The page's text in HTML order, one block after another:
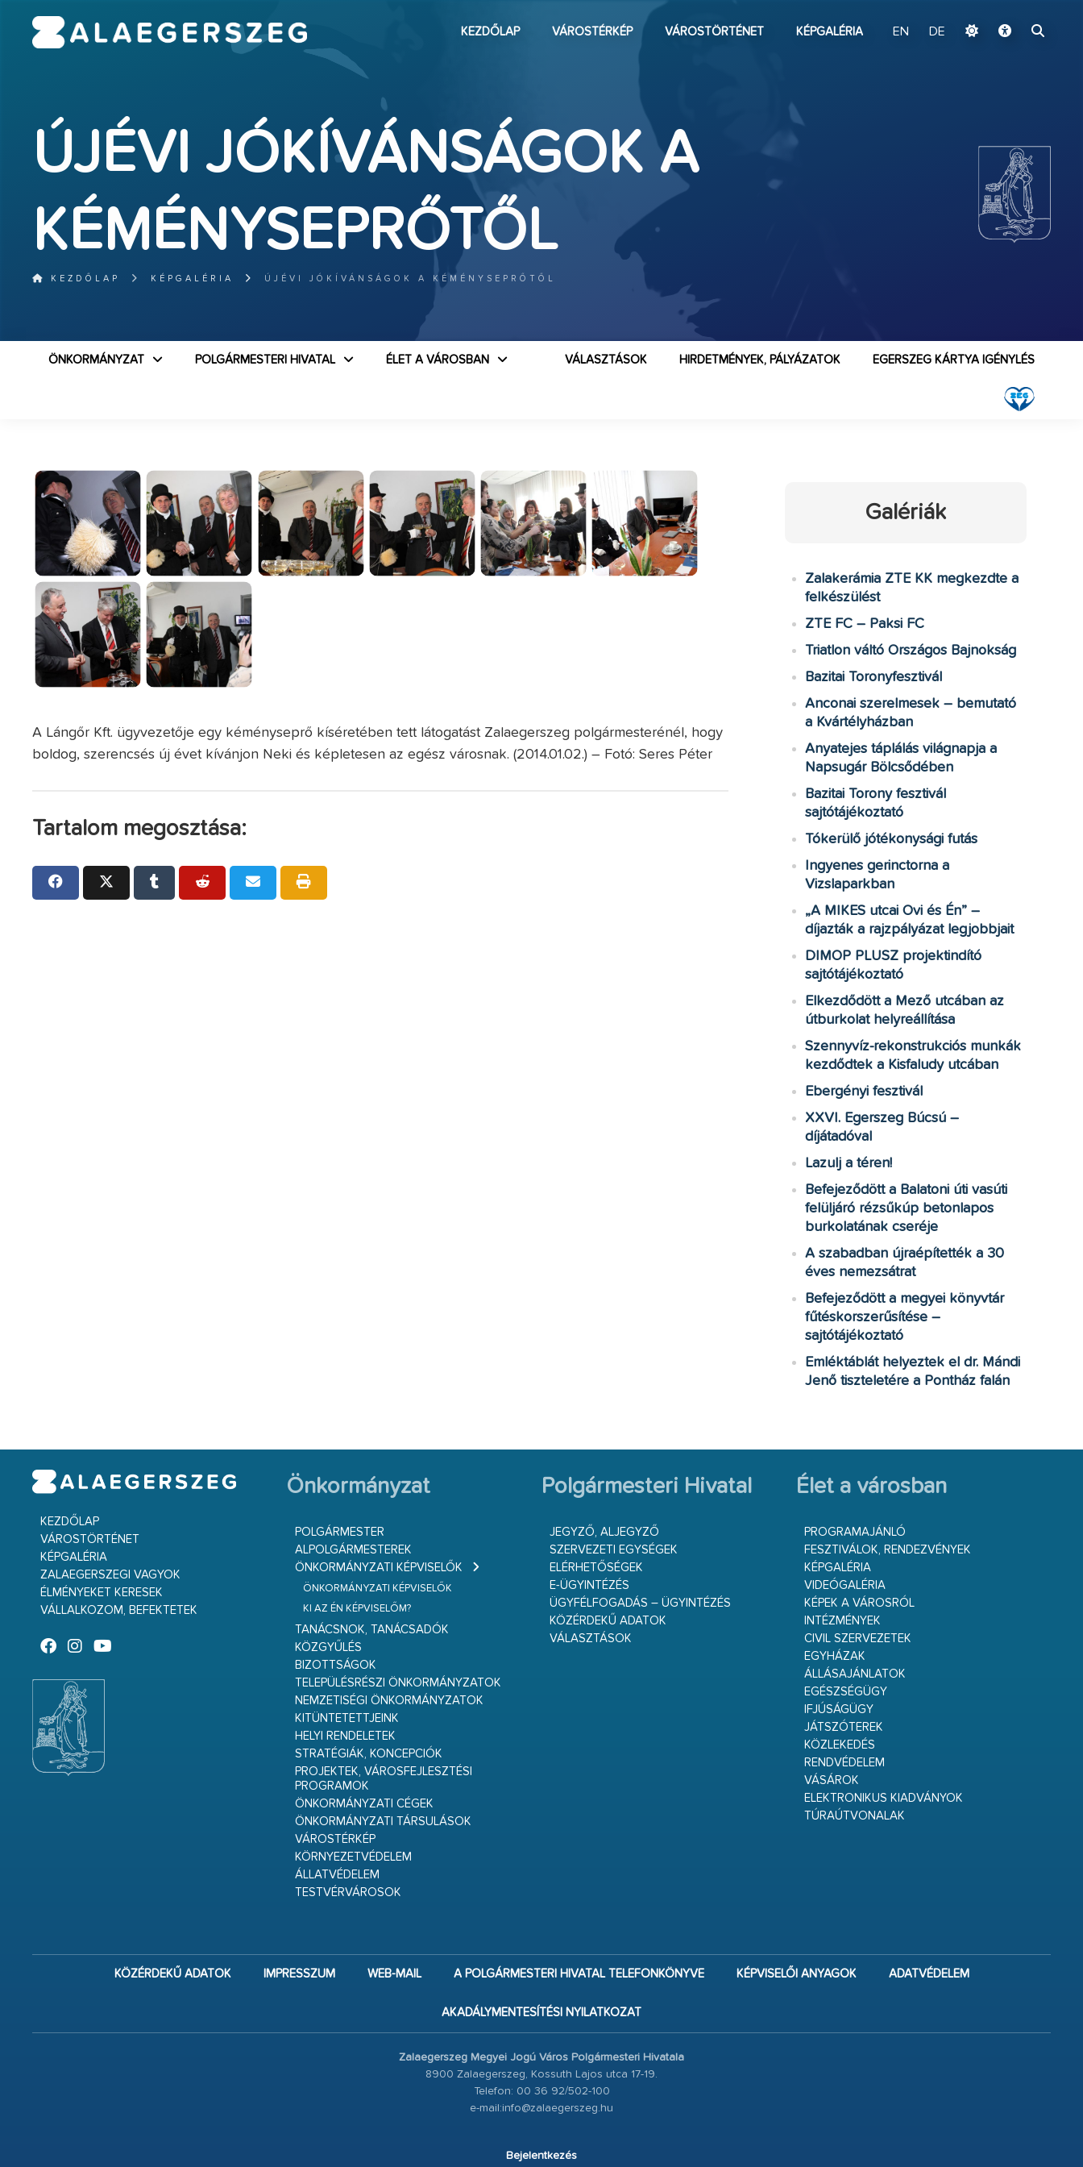
KEZDŐLAP VÁROSTÉRKÉP VÁROSTÖRTÉNET KÉPGALÉRIA EN DE
ÚJÉVI JÓKÍVÁNSÁGOK A
KÉMÉNYSEPRŐTŐL
KEZDŐLAP KÉPGALÉRIA ÚJÉVI JÓKÍVÁNSÁGOK A KÉMÉNYSEPRŐTŐL
ÖNKORMÁNYZAT POLGÁRMESTERI HIVATAL ÉLET A VÁROSBAN EGERSZEG KÁRTYA IGÉNYLÉS
HIRDETMÉNYEK, PÁLYÁZATOK
VÁLASZTÁSOK
A Lángőr Kft. ügyvezetője egy kéményseprő kíséretében tett látogatást Zalaegerszeg polgármesterénél, hogy
boldog, szerencsés új évet kívánjon Neki és képletesen az egész városnak. (2014.01.02.) – Fotó: Seres Péter
Tartalom megosztása:
Galériák
Zalakerámia ZTE KK megkezdte a
felkészülést
ZTE FC – Paksi FC
Triatlon váltó Országos Bajnokság
Bazitai Toronyfesztivál
Anconai szerelmesek – bemutató
a Kvártélyházban
Anyatejes táplálás világnapja a
Napsugár Bölcsődében
Bazitai Torony fesztivál
sajtótájékoztató
Tókerülő jótékonysági futás
Ingyenes gerinctorna a
Vizslaparkban
„A MIKES utcai Ovi és Én” –
díjazták a rajzpályázat legjobbjait
DIMOP PLUSZ projektindító
sajtótájékoztató
Elkezdődött a Mező utcában az
útburkolat helyreállítása
Szennyvíz-rekonstrukciós munkák
kezdődtek a Kisfaludy utcában
Ebergényi fesztivál
XXVI. Egerszeg Búcsú –
díjátadóval
Lazulj a téren!
Befejeződött a Balatoni úti vasúti
felüljáró rézsűkúp betonlapos
burkolatának cseréje
A szabadban újraépítették a 30
éves nemezsátrat
Befejeződött a megyei könyvtár
fűtéskorszerűsítése –
sajtótájékoztató
Emléktáblát helyeztek el dr. Mándi
Jenő tiszteletére a Pontház falán
KEZDŐLAP
VÁROSTÖRTÉNET
KÉPGALÉRIA
ZALAEGERSZEGI VAGYOK
ÉLMÉNYEKET KERESEK
VÁLLALKOZOM, BEFEKTETEK
Önkormányzat
POLGÁRMESTER
ALPOLGÁRMESTEREK
ÖNKORMÁNYZATI KÉPVISELŐK
ÖNKORMÁNYZATI KÉPVISELŐK
KI AZ ÉN KÉPVISELŐM?
TANÁCSNOK, TANÁCSADÓK
KÖZGYŰLÉS
BIZOTTSÁGOK
TELEPÜLÉSRÉSZI ÖNKORMÁNYZATOK
NEMZETISÉGI ÖNKORMÁNYZATOK
KITÜNTETETTJEINK
HELYI RENDELETEK
STRATÉGIÁK, KONCEPCIÓK
PROJEKTEK, VÁROSFEJLESZTÉSI
PROGRAMOK
ÖNKORMÁNYZATI CÉGEK
ÖNKORMÁNYZATI TÁRSULÁSOK
VÁROSTÉRKÉP
KÖRNYEZETVÉDELEM
ÁLLATVÉDELEM
TESTVÉRVÁROSOK
Polgármesteri Hivatal
JEGYZŐ, ALJEGYZŐ
SZERVEZETI EGYSÉGEK
ELÉRHETŐSÉGEK
E-ÜGYINTÉZÉS
ÜGYFÉLFOGADÁS – ÜGYINTÉZÉS
KÖZÉRDEKŰ ADATOK
VÁLASZTÁSOK
Élet a városban
PROGRAMAJÁNLÓ
FESZTIVÁLOK, RENDEZVÉNYEK
KÉPGALÉRIA
VIDEÓGALÉRIA
KÉPEK A VÁROSRÓL
INTÉZMÉNYEK
CIVIL SZERVEZETEK
EGYHÁZAK
ÁLLÁSAJÁNLATOK
EGÉSZSÉGÜGY
IFJÚSÁGÜGY
JÁTSZÓTEREK
KÖZLEKEDÉS
RENDVÉDELEM
VÁSÁROK
ELEKTRONIKUS KIADVÁNYOK
TÚRAÚTVONALAK
KÖZÉRDEKŰ ADATOK IMPRESSZUM WEB-MAIL A POLGÁRMESTERI HIVATAL TELEFONKÖNYVE KÉPVISELŐI ANYAGOK ADATVÉDELEM
AKADÁLYMENTESÍTÉSI NYILATKOZAT
Zalaegerszeg Megyei Jogú Város Polgármesteri Hivatala
8900 Zalaegerszeg, Kossuth Lajos utca 17-19.
Telefon: 00 36 92/502-100
e-mail:info@zalaegerszeg.hu
Bejelentkezés